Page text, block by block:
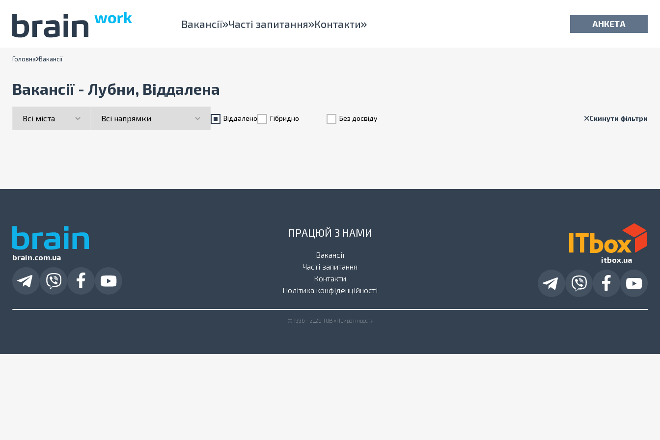
Вакансії Часті запитання Контакти АНКЕТА
Головна Вакансії
Вакансії - Лубни, Віддалена
Віддалено Гiбридно Без досвіду Скинути фільтри
brain.com.ua
ПРАЦЮЙ З НАМИ
Вакансії
Часті запитання
Контакти
Політика конфіденційності
itbox.ua
© 1996 - 2026 ТОВ «Приватінвест»